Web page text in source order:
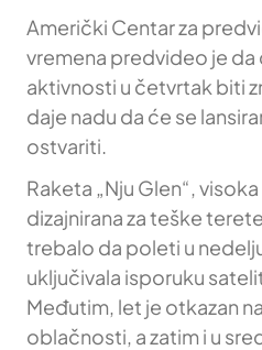
Američki Centar za
vremena predvideo je da
aktivnosti u četvrtak biti
daje nadu da će se
ostvariti.
Raketa „Nju Glen“,
dizajnirana za teške
trebalo da poleti u
uključivala isporuku
Međutim, let je otkazan
oblačnosti, a zatim i u